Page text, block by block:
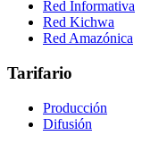
Red Informativa
Red Kichwa
Red Amazónica
Tarifario
Producción
Difusión